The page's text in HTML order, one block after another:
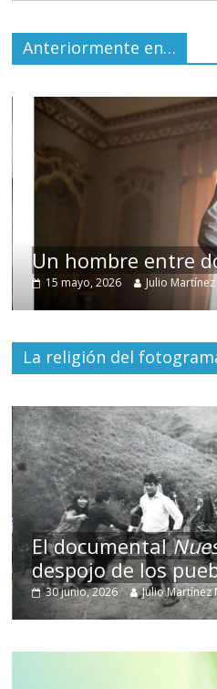
Anteriormente en…
Un hombre entre
15 mayo, 2026 Julio
La religión del
El documental
despojo de los
30 junio, 2026 Julio Martínez